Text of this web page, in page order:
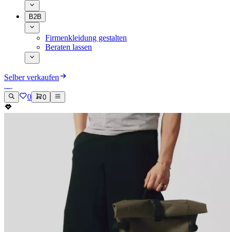
B2B
Firmenkleidung gestalten
Beraten lassen
Selber verkaufen
0 0